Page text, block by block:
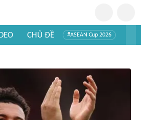
CHỦ ĐỀ #ASEAN Cup 2026